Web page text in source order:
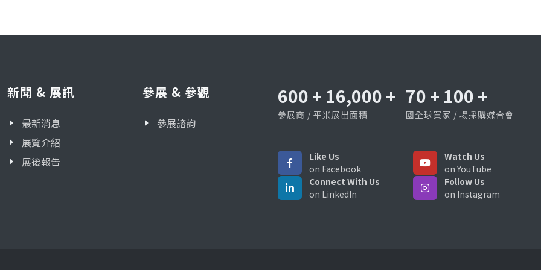
新聞 & 展訊
最新消息
展覽介紹
展後報告
參展 & 參觀
參展諮詢
600 + 16,000 +
參展商 / 平米展出面積
70 + 100 +
國全球買家 / 場採購媒合會
Like Us
on Facebook
Watch Us
on YouTube
Connect With Us
on LinkedIn
Follow Us
on Instagram